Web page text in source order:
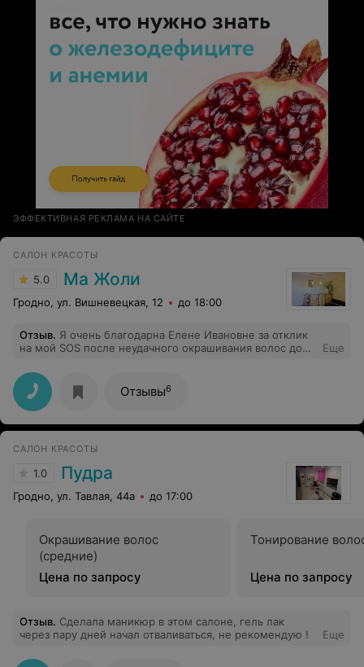
ЭФФЕКТИВНАЯ РЕКЛАМА НА САЙТЕ
САЛОН КРАСОТЫ
5.0 Ма Жоли
Гродно, ул. Вишневецкая, 12 до 18:00
Отзыв. Я очень благодарна Елене Ивановне за отклик
на мой SOS после неудачного окрашивания волос дома
заполненном графике на ближайшую неделю. Так что
дома пришлось отсидеть только два дня, продолжая
бесполезные попытки вернуть волосам прежний цвет,
а также отмыть посиневшую ванну, руки, ногти.
Огромное спасибо Светлане за профессионализм,
моих волос.
Еще
Отзывы6
САЛОН КРАСОТЫ
1.0 Пудра
Гродно, ул. Тавлая, 44а до 17:00
Окрашивание волос
(средние)
Цена по запросу
Тонирование
Цена по запросу
Отзыв. Сделала маникюр в этом салоне, гель лак
через пару дней начал отваливаться, не рекомендую !
Еще